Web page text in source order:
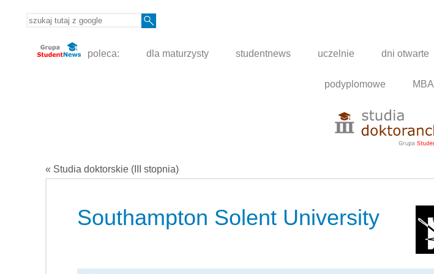
poleca: dla maturzysty studentnews uczelnie dni otwarte
podyplomowe MBA
« Studia doktorskie (III stopnia)
Southampton Solent University